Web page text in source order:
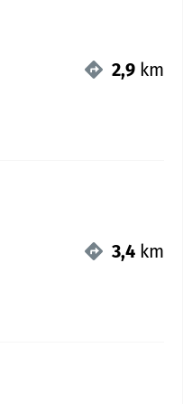
2,9 km
3,4 km